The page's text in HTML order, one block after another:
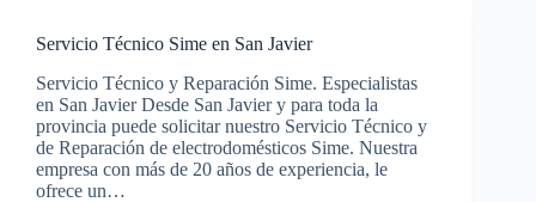
Servicio Técnico Sime en San Javier
Servicio Técnico y Reparación Sime. Especialistas
en San Javier Desde San Javier y para toda la
provincia puede solicitar nuestro Servicio Técnico y
de Reparación de electrodomésticos Sime. Nuestra
empresa con más de 20 años de experiencia, le
ofrece un…